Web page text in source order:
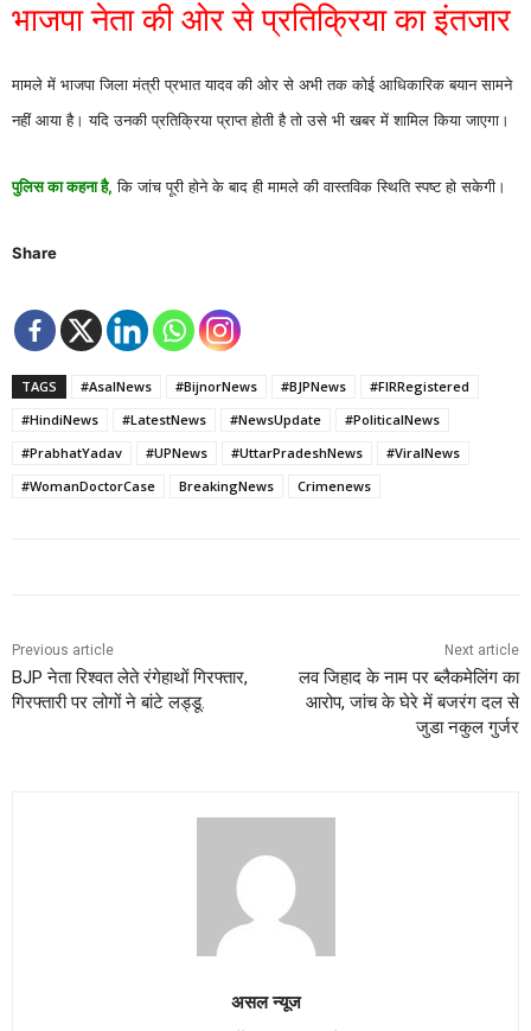
भाजपा नेता की ओर से प्रतिक्रिया का इंतजार
मामले में भाजपा जिला मंत्री प्रभात यादव की ओर से अभी तक कोई आधिकारिक बयान सामने
नहीं आया है। यदि उनकी प्रतिक्रिया प्राप्त होती है तो उसे भी खबर में शामिल किया जाएगा।
पुलिस का कहना है, कि जांच पूरी होने के बाद ही मामले की वास्तविक स्थिति स्पष्ट हो सकेगी।
Share
TAGS #AsalNews #BijnorNews #BJPNews
#FIRRegistered
#HindiNews
#LatestNews #NewsUpdate
#PoliticalNews
#PrabhatYadav
#UPNews #UttarPradeshNews
#ViralNews
#WomanDoctorCase
BreakingNews Crimenews
Previous article
BJP नेता रिश्वत लेते रंगेहाथों गिरफ्तार,
गिरफ्तारी पर लोगों ने बांटे लड्डू.
Next article
लव जिहाद के नाम पर ब्लैकमेलिंग का
आरोप, जांच के घेरे में बजरंग दल से
जुडा नकुल गुर्जर
असल न्यूज